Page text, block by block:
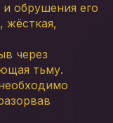
обрушения его
жёсткая,
через
тьму.